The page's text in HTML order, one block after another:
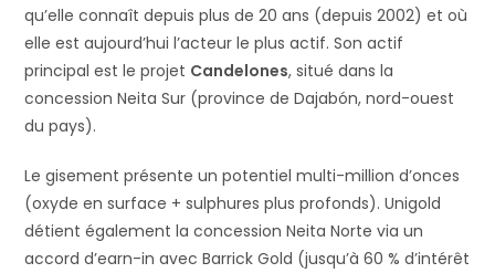
qu’elle connaît depuis plus de 20 ans (depuis 2002) et où
elle est aujourd’hui l’acteur le plus actif. Son actif
principal est le projet Candelones, situé dans la
concession Neita Sur (province de Dajabón, nord-ouest
du pays).
Le gisement présente un potentiel multi-million d’onces
(oxyde en surface + sulphures plus profonds). Unigold
détient également la concession Neita Norte via un
accord d’earn-in avec Barrick Gold (jusqu’à 60 % d’intérêt